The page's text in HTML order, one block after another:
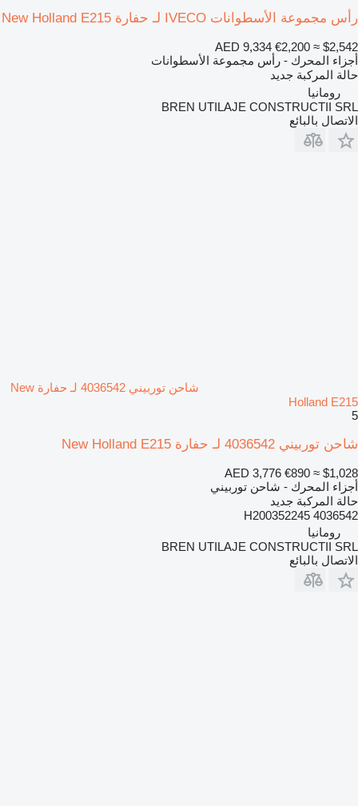
رأس مجموعة الأسطوانات IVECO لـ حفارة New Holland E215
AED 9,334 €2,200 ≈ $2,542
أجزاء المحرك - رأس مجموعة الأسطوانات
حالة المركبة جديد
رومانيا
BREN UTILAJE CONSTRUCTII SRL
الاتصال بالبائع
شاحن توربيني 4036542 لـ حفارة New
Holland E215
5
شاحن توربيني 4036542 لـ حفارة New Holland E215
AED 3,776 €890 ≈ $1,028
أجزاء المحرك - شاحن توربيني
حالة المركبة جديد
4036542 H200352245
رومانيا
BREN UTILAJE CONSTRUCTII SRL
الاتصال بالبائع